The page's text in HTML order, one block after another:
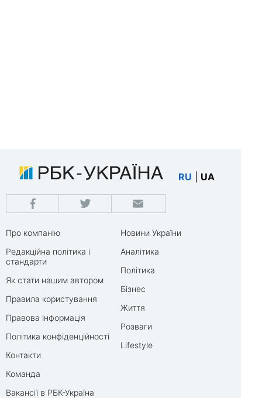
RU UA
Про компанію
Редакційна політика і
стандарти
Як стати нашим автором
Правила користування
Правова інформація
Політика конфіденційності
Контакти
Команда
Вакансії в РБК-Україна
Новини України
Аналітика
Політика
Бізнес
Життя
Розваги
Lifestyle